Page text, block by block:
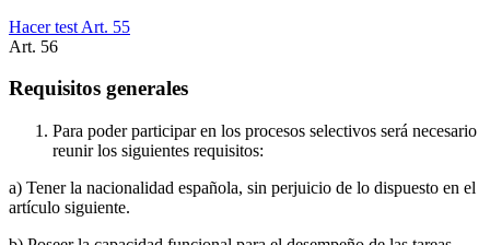
Hacer test Art. 55
Art. 56
Requisitos generales
Para poder participar en los procesos selectivos será necesario
reunir los siguientes requisitos:
a) Tener la nacionalidad española, sin perjuicio de lo dispuesto en el
artículo siguiente.